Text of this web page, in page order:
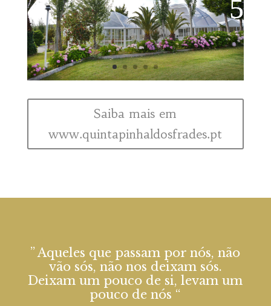
Saiba mais em
www.quintapinhaldosfrades.pt
” Aqueles que passam por nós, não
vão sós, não nos deixam sós.
Deixam um pouco de si, levam um
pouco de nós “